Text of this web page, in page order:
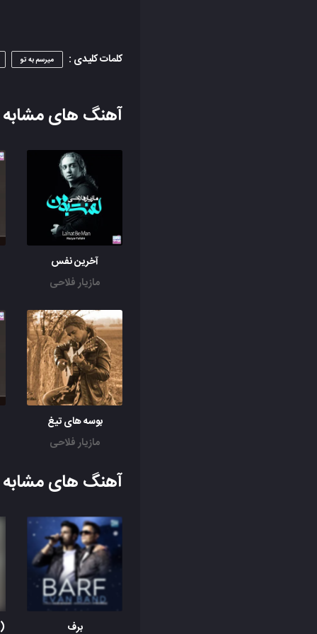
کلمات کلیدی : میرسم به تو
آهنگ های مشابه
آخرین نفس
مازیار فلاحی
بوسه های تیغ
مازیار فلاحی
آهنگ های مشابه
برف